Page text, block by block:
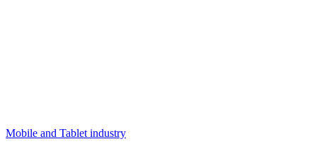
Mobile and Tablet industry